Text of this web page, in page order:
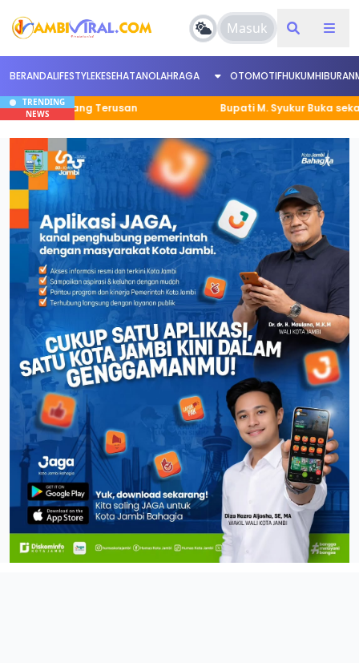
Masuk
BERANDALIFESTYLEKESEHATANOLAHRAGA OTOMOTIFHUKUMHIBURAN
TRENDING
NEWSTerusan Bupati M. Syukur Buka sekaligus